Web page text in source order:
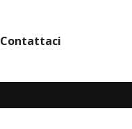
Contattaci